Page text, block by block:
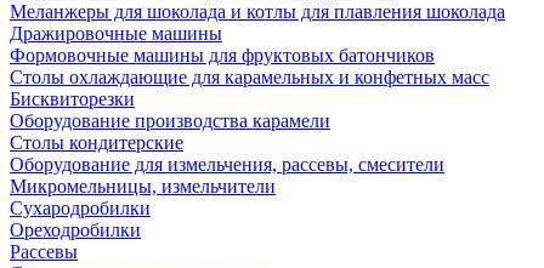
Меланжеры для шоколада и котлы для плавления шоколада
Дражировочные машины
Формовочные машины для фруктовых батончиков
Столы охлаждающие для карамельных и конфетных масс
Бисквиторезки
Оборудование производства карамели
Столы кондитерские
Оборудование для измельчения, рассевы, смесители
Микромельницы, измельчители
Сухародробилки
Ореходробилки
Рассевы